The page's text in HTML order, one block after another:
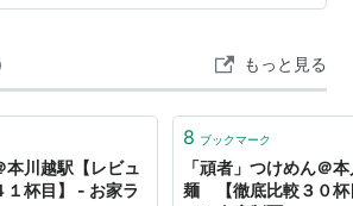
・鉄道での所要時間 東京駅から：1時
ホーム ★★★★☆ …2面3線 跨線橋…
もっと見る
本川越駅【レビュ
１杯目】 - お家ラ
8 ブックマーク
「頑者」つけめん
麺 【徹底比較３０杯